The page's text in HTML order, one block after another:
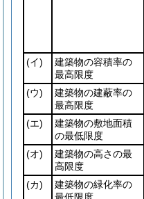
(イ)
建築物の容積率の
最高限度
(ウ)
建築物の建蔽率の
最高限度
(エ)
建築物の敷地面積
の最低限度
(オ)
建築物の高さの最
高限度
(カ)
建築物の緑化率の